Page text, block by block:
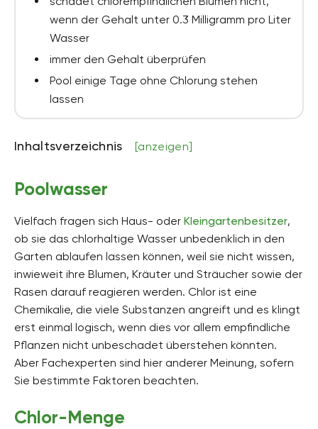
wenn der Gehalt unter 0.3 Milligramm pro Liter
Wasser
immer den Gehalt überprüfen
Pool einige Tage ohne Chlorung stehen
lassen
Inhaltsverzeichnis [anzeigen]
Poolwasser
Vielfach fragen sich Haus- oder Kleingartenbesitzer,
ob sie das chlorhaltige Wasser unbedenklich in den
Garten ablaufen lassen können, weil sie nicht wissen,
inwieweit ihre Blumen, Kräuter und Sträucher sowie der
Rasen darauf reagieren werden. Chlor ist eine
Chemikalie, die viele Substanzen angreift und es klingt
erst einmal logisch, wenn dies vor allem empfindliche
Pflanzen nicht unbeschadet überstehen könnten.
Aber Fachexperten sind hier anderer Meinung, sofern
Sie bestimmte Faktoren beachten.
Chlor-Menge